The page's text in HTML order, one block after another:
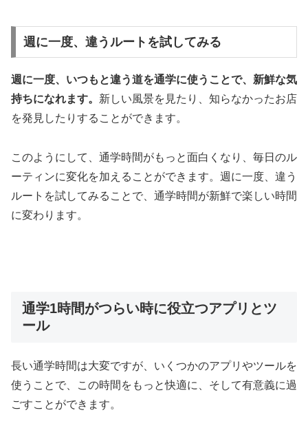
週に一度、違うルートを試してみる
週に一度、いつもと違う道を通学に使うことで、新鮮な気
持ちになれます。 新しい風景を見たり、知らなかったお店
を発見したりすることができます。
このようにして、通学時間がもっと面白くなり、毎日のル
ーティンに変化を加えることができます。 週に一度、違う
ルートを試してみることで、通学時間が新鮮で楽しい時間
に変わります。
通学1時間がつらい時に役立つアプリとツ
ール
長い通学時間は大変ですが、いくつかのアプリやツールを
使うことで、この時間をもっと快適に、そして有意義に過
ごすことができます。